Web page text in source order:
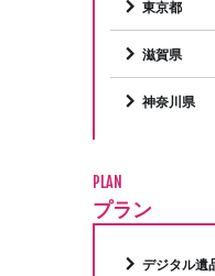
東京都
滋賀県
神奈川県
PLAN
プラン
デジタル遺